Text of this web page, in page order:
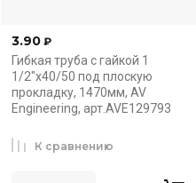
3.90 ₽
Гибкая труба с гайкой 1
1/2"х40/50 под плоскую
прокладку, 1470мм, AV
Engineering, арт.AVE129793
К сравнению